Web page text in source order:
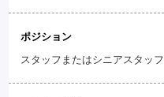
ポジション
スタッフまたはシニアスタッフ